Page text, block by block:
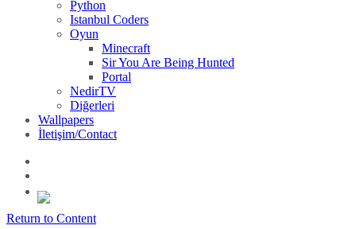
Python
Istanbul Coders
Oyun
Minecraft
Sir You Are Being Hunted
Portal
NedirTV
Diğerleri
Wallpapers
İletişim/Contact
Return to Content